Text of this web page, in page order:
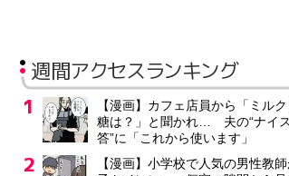
週間アクセスランキング
【漫画】カフェ店員から「ミル
糖は？」と聞かれ… 夫の“ナイ
答”に「これから使います」
【漫画】小学校で人気の男性教